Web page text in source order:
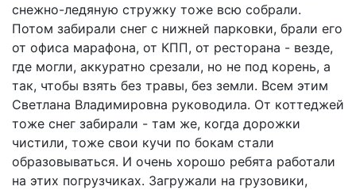
снежно-ледяную стружку тоже всю собрали.
Потом забирали снег с нижней парковки, брали его
от офиса марафона, от КПП, от ресторана - везде,
где могли, аккуратно срезали, но не под корень, а
так, чтобы взять без травы, без земли. Всем этим
Светлана Владимировна руководила. От коттеджей
тоже снег забирали - там же, когда дорожки
чистили, тоже свои кучи по бокам стали
образовываться. И очень хорошо ребята работали
на этих погрузчиках. Загружали на грузовики,